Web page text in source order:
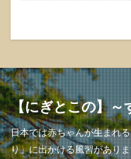
【にぎとこの】～
日本では赤ちゃんが生まれ
り」に出かける風習があり